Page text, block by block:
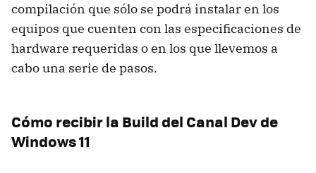
compilación que sólo se podrá instalar en los
equipos que cuenten con las especificaciones de
hardware requeridas o en los que llevemos a
cabo una serie de pasos.
Cómo recibir la Build del Canal Dev de
Windows 11